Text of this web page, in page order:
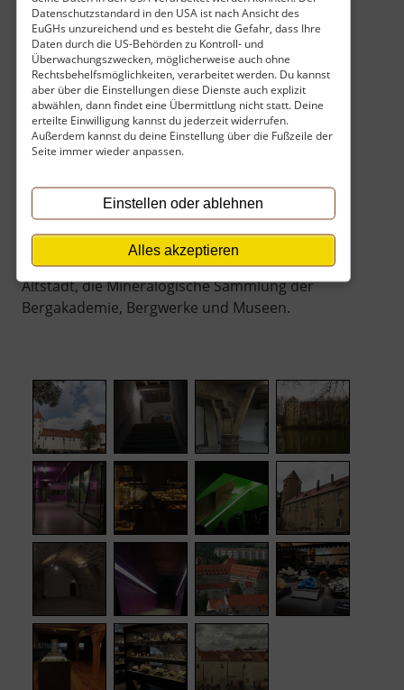
Datenschutzstandard in den USA ist nach Ansicht des
EuGHs unzureichend und es besteht die Gefahr, dass Ihre
Daten durch die US-Behörden zu Kontroll- und
Überwachungszwecken, möglicherweise auch ohne
Rechtsbehelfsmöglichkeiten, verarbeitet werden. Du kannst
aber über die Einstellungen diese Dienste auch explizit
abwählen, dann findet eine Übermittlung nicht statt. Deine
erteilte Einwilligung kannst du jederzeit widerrufen.
Außerdem kannst du deine Einstellung über die Fußzeile der
Seite immer wieder anpassen.
Einstellen oder ablehnen
Alles akzeptieren
später Mineralien ausgestellt. Der Vortragsraum
im Keller. Der Eingangsbereich.
Parken kann man direkt vor dem Schloss auf
gebührenpflichtigen Parkplätzen. Wer ein paar
Schritte zu Fuß gehen möchte, der kann am
Sportplatz auch kostenfrei mit Uhr parken. Alle
Zugänge im Gebäude sind barrierefrei, es gibt
ein WC, ein kleines Lädchen für Souvenirs und
Essen. Für die mittelgroßen Kinder gibt es auch
regelmäßig Mitmachangebote.
Freiberg hat aber auch noch andere
Sehenswürdigkeiten zu bieten, wie den Dom, die
Altstadt, die Mineralogische Sammlung der
Bergakademie, Bergwerke und Museen.